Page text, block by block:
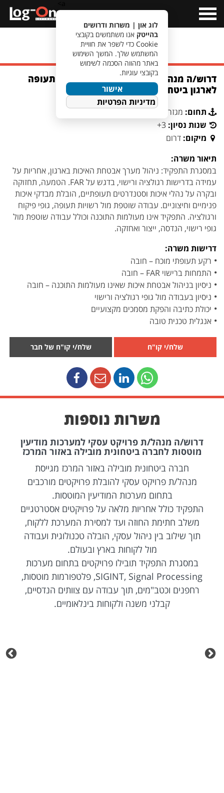
Menu
מעבר לחיפוש משרות
דרוש/ה מנהל/ת אבטחת איכות בתחום התעופה
לארגון ביטחוני מוביל בדרום הארץ
תחום: מגזר ביטחוני
שנות נסיון: 3+
מיקום: דרום
תיאור משרה:
במסגרת התפקיד: ניהול מערך אבטחת האיכות בארגון, אחריות על
עמידה בדרישות רגולציה ורישוי, בדגש על FAR. הטמעה, תחזוקה
ובקרה על נהלי איכות וסטנדרטים תעופתיים, הובלת מבדקי איכות
פנימיים וחיצוניים. עבודה שוטפת מול רשויות תעופה, גופי פיקוח
ורגולציה. התפקיד אינו מעולמות התוכנה וכולל עבודה שוטפת מול
גופי רישוי, הנדסה, ייצור ואחזקה.
דרישות משרה:
רקע תעופתי מוכח – חובה
התמחות ברישוי FAR – חובה
ניסיון בניהול אבטחת איכות שאינו מעולמות התוכנה – חובה
ניסיון בעבודה מול גופי רגולציה ורישוי
יכולת כתיבה והפקת מסמכים מקצועיים
אנגלית טכנית טובה
שלח/י קו"ח שלח/י קו"ח של חבר
משרות נוספות
דרוש/ה מנהל/ת פרויקט עסקי למערכות מודיעין
מוטסות לחברה ביטחונית מובילה באזור המרכז
חברה ביטחונית מובילה באזור המרכז מגייסת
מנהל/ת פרויקט עסקי להובלת פרויקטים מורכבים
בתחום מערכות המודיעין המוטסות.
התפקיד כולל אחריות מלאה על פרויקטים אסטרטגיים
משלב חתימת החוזה ועד למסירת המערכת ללקוח,
תוך שילוב בין ניהול עסקי, הובלה טכנולוגית ועבודה
מול לקוחות בארץ ובעולם.
במסגרת התפקיד תובילו פרויקטים בתחום מערכות
SIGINT, Signal Processing, פלטפורמות מוטסות,
רחפנים וכטב"מים, תוך עבודה עם צוותים הנדסיים,
קבלני משנה ולקוחות בינלאומיים.
לוג און | משרות ודרושים
בהייטק אנו משתמשים בקובצי
Cookie כדי לשפר את חוויית
המשתמש שלך. המשך השימוש
באתר מהווה הסכמה לשימוש
בקובצי עוגיות.
אישור
מדיניות הפרטיות